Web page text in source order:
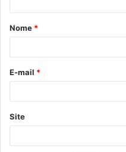
Nome *
E-mail *
Site